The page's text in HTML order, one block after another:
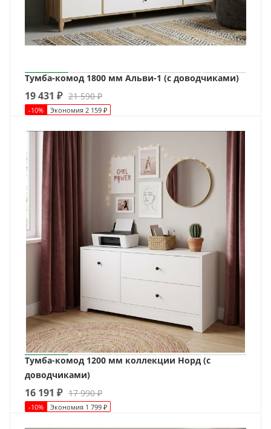
Тумба-комод 1800 мм Альви-1 (с доводчиками)
19 431 ₽ 21 590₽
-10% Экономия 2 159 ₽
Тумба-комод 1200 мм коллекции Норд (с
доводчиками)
16 191 ₽ 17 990₽
-10% Экономия 1 799 ₽